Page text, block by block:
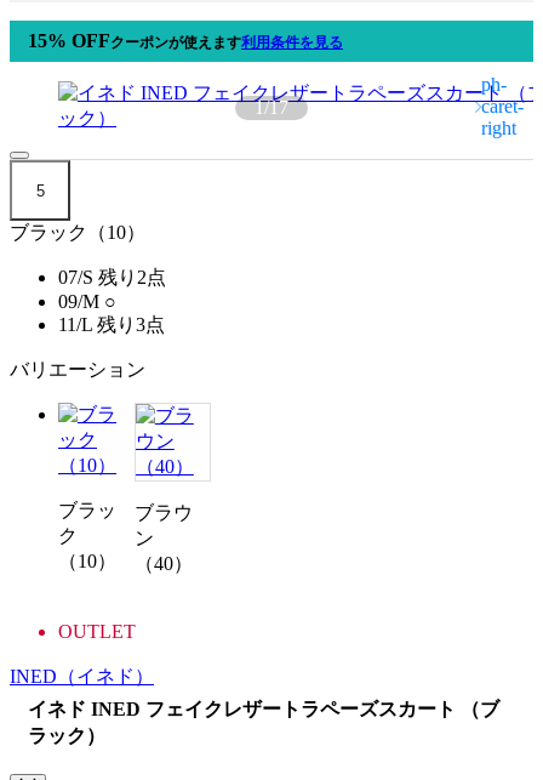
15% OFFクーポンが使えます利用条件を見る
1/17
5
ブラック（10）
07/S 残り2点
09/M ○
11/L 残り3点
バリエーション
ブラッ
ク
（10）
ブラウ
ン
（40）
OUTLET
INED （イネド）
イネド INED フェイクレザートラペーズスカート （ブ
ラック）